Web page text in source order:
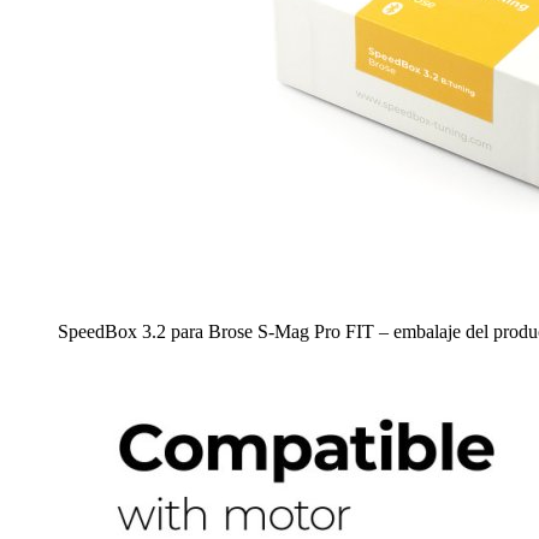
SpeedBox 3.2 para Brose S-Mag Pro FIT – embalaje del